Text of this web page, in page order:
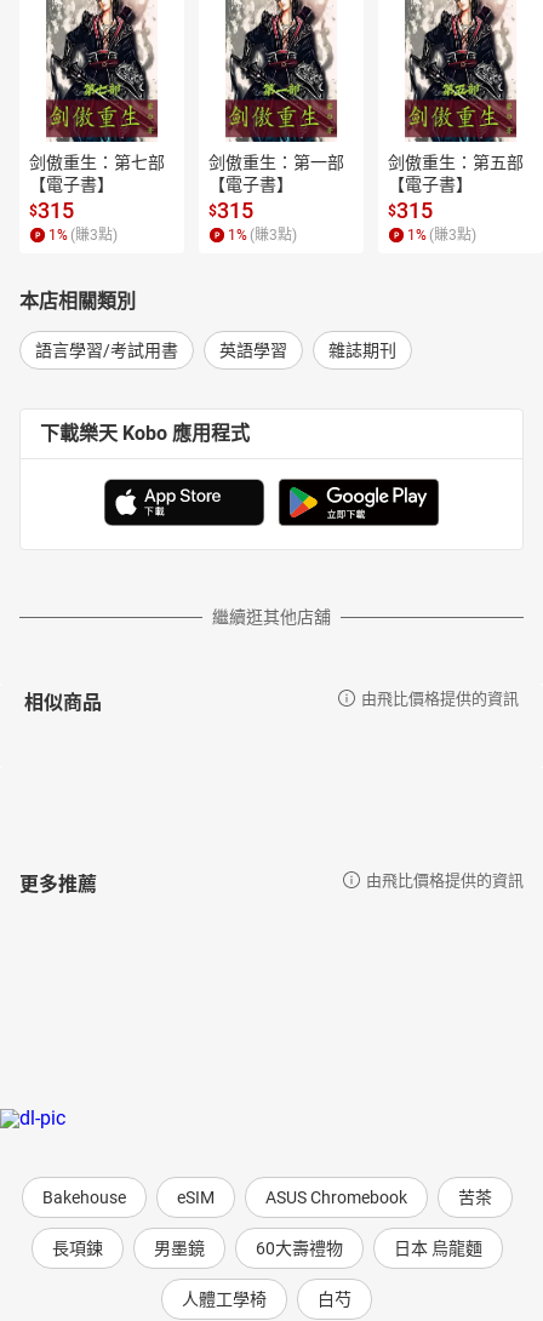
剑傲重生：第七部
【電子書】
$315
1 % (賺3點)
剑傲重生：第一部
【電子書】
$315
1 % (賺3點)
剑傲重生：第五部
【電子書】
$315
1 % (賺3點)
本店相關類別
語言學習/考試用書 英語學習 雜誌期刊
下載樂天 Kobo 應用程式
繼續逛其他店舖
相似商品 由飛比價格提供的資訊
更多推薦 由飛比價格提供的資訊
Bakehouse eSIM ASUS Chromebook 苦茶
長項鍊 男墨鏡 60大壽禮物 日本 烏龍麵
人體工學椅 白芍